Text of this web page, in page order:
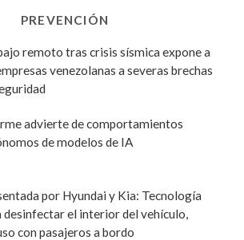
PREVENCIÓN
remoto tras crisis sísmica expone a
venezolanas a severas brechas
advierte de comportamientos
de modelos de IA
por Hyundai y Kia: Tecnología
desinfectar el interior del vehículo,
con pasajeros a bordo